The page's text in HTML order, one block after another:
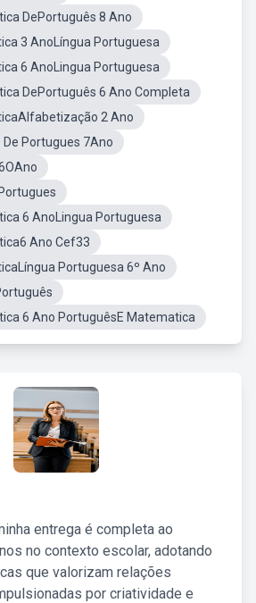
DePortuguês 8 Ano
3 AnoLíngua Portuguesa
6 AnoLingua Portuguesa
DePortuguês 6 Ano Completa
2 Ano
Portugues 7Ano
6 AnoLingua Portuguesa
Ano Cef33
Portuguesa 6º Ano
6 Ano PortuguêsE Matematica
entrega é completa ao
no contexto escolar, adotando
que valorizam relações
por criatividade e